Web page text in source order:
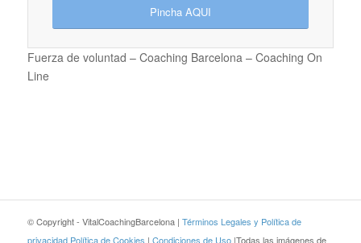
Pincha AQUI
Fuerza de voluntad – Coaching Barcelona – Coaching On
Line
© Copyright - VitalCoachingBarcelona | Términos Legales y Política de
privacidad Política de Cookies | Condiciones de Uso |Todas las imágenes de